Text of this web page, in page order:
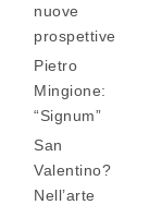
nuove
prospettive
Pietro
Mingione:
“Signum”
San
Valentino?
Nell’arte